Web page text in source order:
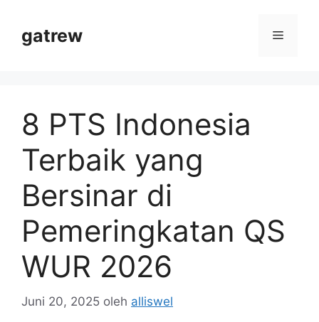
gatrew Menu
8 PTS Indonesia
Terbaik yang
Bersinar di
Pemeringkatan QS
WUR 2026
Juni 20, 2025 oleh alliswel